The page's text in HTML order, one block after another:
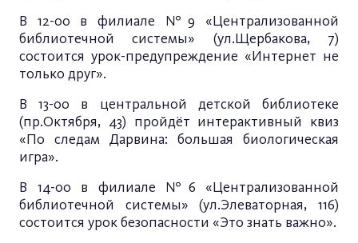
В 12-00 в филиале №9 «Централизованной
библиотечной системы» (ул.Щербакова, 7)
состоится урок-предупреждение «Интернет не
только друг».
В 13-00 в центральной детской библиотеке
(пр.Октября, 43) пройдёт интерактивный квиз
«По следам Дарвина: большая биологическая
игра».
В 14-00 в филиале №6 «Централизованной
библиотечной системы» (ул.Элеваторная, 116)
состоится урок безопасности «Это знать важно».